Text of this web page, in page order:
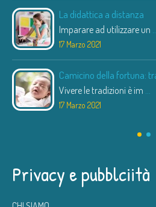
La didattica a distanza
Imparare ad utilizzare un
17 Marzo 2021
Camicino della fortuna:
Vivere le tradizioni è im ...
17 Marzo 2021
Privacy e pubblciità